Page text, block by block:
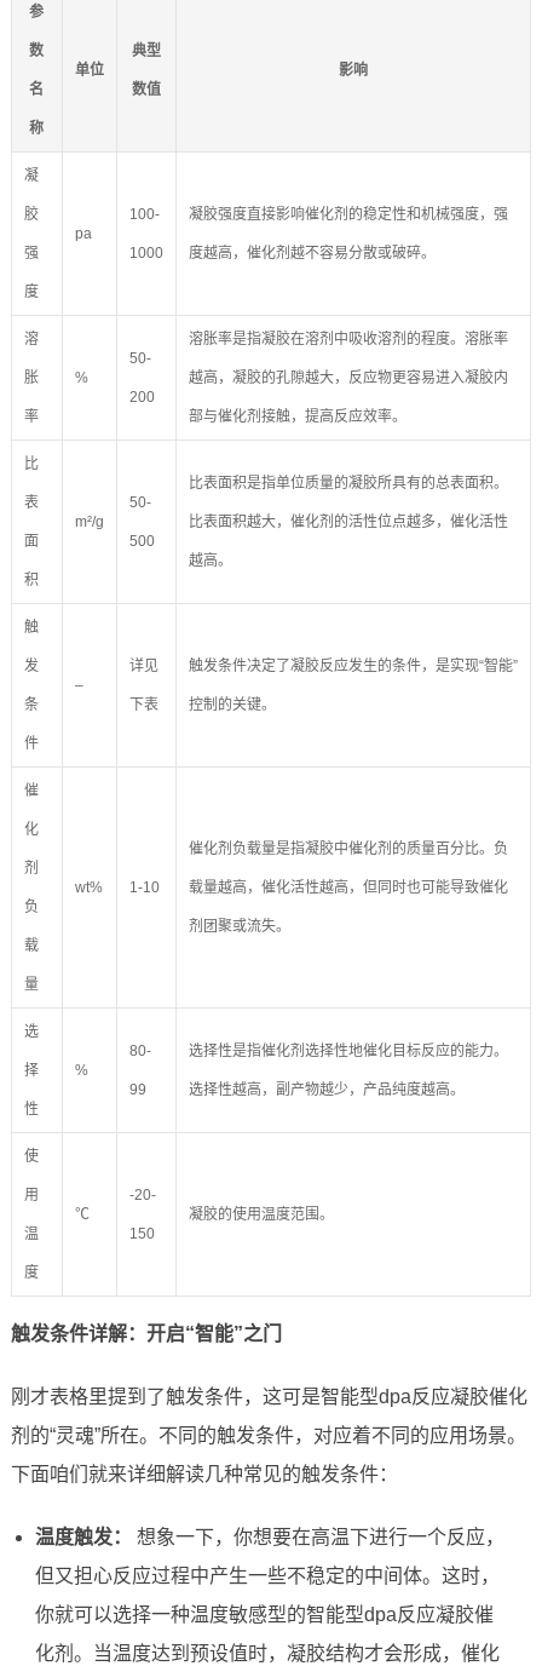
参
数
名
称
单位
典型
数值
影响
凝
胶
强
度
pa
100-
1000
凝胶强度直接影响催化剂的稳定性和机械强度，强
度越高，催化剂越不容易分散或破碎。
溶
胀
率
%
50-
200
溶胀率是指凝胶在溶剂中吸收溶剂的程度。溶胀率
越高，凝胶的孔隙越大，反应物更容易进入凝胶内
部与催化剂接触，提高反应效率。
比
表
面
积
m²/g
50-
500
比表面积是指单位质量的凝胶所具有的总表面积。
比表面积越大，催化剂的活性位点越多，催化活性
越高。
触
发
条
件
–
详见
下表
触发条件决定了凝胶反应发生的条件，是实现“智能”
控制的关键。
催
化
剂
负
载
量
wt% 1-10
催化剂负载量是指凝胶中催化剂的质量百分比。负
载量越高，催化活性越高，但同时也可能导致催化
剂团聚或流失。
选
择
性
%
80-
99
选择性是指催化剂选择性地催化目标反应的能力。
选择性越高，副产物越少，产品纯度越高。
使
用
温
度
℃
-20-
150
凝胶的使用温度范围。
触发条件详解：开启“智能”之门
刚才表格里提到了触发条件，这可是智能型dpa反应凝胶催化
剂的“灵魂”所在。不同的触发条件，对应着不同的应用场景。
下面咱们就来详细解读几种常见的触发条件：
温度触发：
想象一下，你想要在高温下进行一个反应，
但又担心反应过程中产生一些不稳定的中间体。这时，
你就可以选择一种温度敏感型的智能型dpa反应凝胶催
化剂。当温度达到预设值时，凝胶结构才会形成，催化